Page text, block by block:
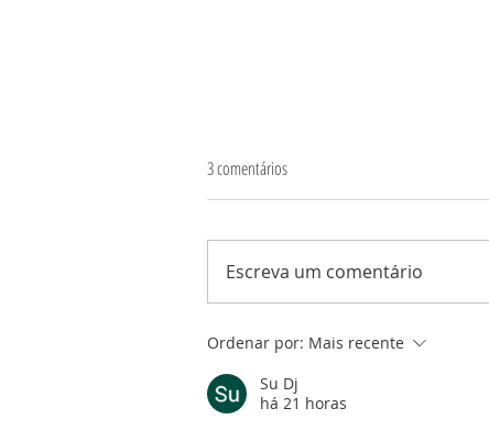
Vocês já agradeceram hoje?
3 comentários
Escreva um comentário
Ordenar por: Mais recente
Su Dj
há 21 horas